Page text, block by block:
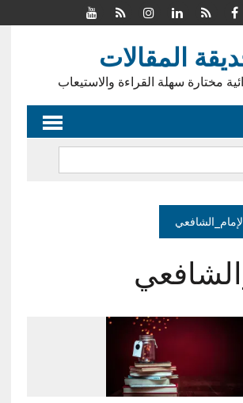
المقالات
مختارة سهلة القراءة والاستيعاب